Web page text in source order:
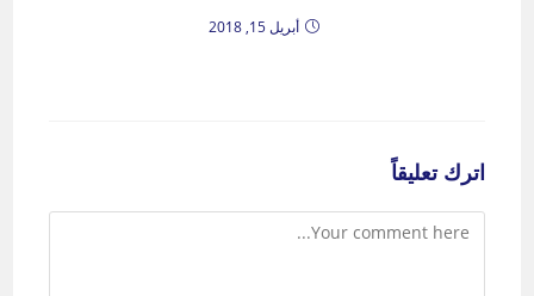
أبريل 15, 2018
اترك تعليقاً
Comment